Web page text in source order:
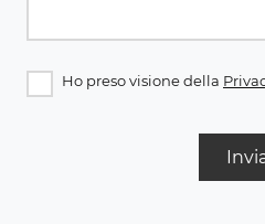
Ho preso visione della